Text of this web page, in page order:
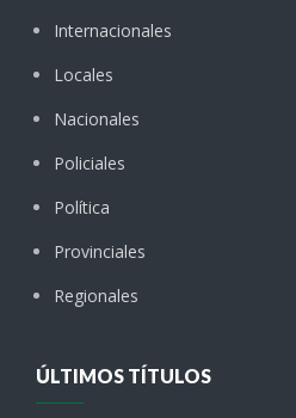
Internacionales
Locales
Nacionales
Policiales
Política
Provinciales
Regionales
ÚLTIMOS TÍTULOS